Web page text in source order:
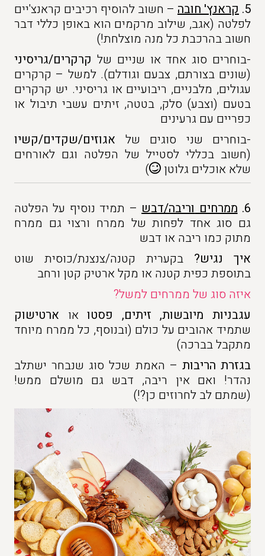
5. קראנץ' חובה – חשוב להוסיף רכיבים קראנצ'יים
לפלטה (אגב, שילוב מרקמים הוא באופן כללי דבר
חשוב בהרכבת כל מנה מוצלחת!)
-בוחרים סוג אחד או שניים של קרקרים/גריסיני
(שונים בצורתם, צבעם וגודלם). למשל – קרקרים
עגולים, מלבניים, ריבועיים או גריסיני. יש קרקרים
בטעם (וצבע) סלק, בטטה, זיתים עשבי תיבול או
כפריים עם גרעינים
-בוחרים שני סוגים של אגוזים/שקדים/קשיו
(חשוב בכללי לסטייל של הפלטה וגם לאורחים
שלא אוכלים גלוטן
)
6. ממרחיםוריבה/דבש– תמיד נוסיף על הפלטה
גם סוג אחד לפחות של ממרח ורצוי גם ממרח
מתוק כמו ריבה או דבש
איך נגיש? בקערית קטנה/צנצנת/כוסית שוט
בתוספת כפית קטנה או מקל ארטיק קטן ורחב
איזה סוג של ממרחים למשל?
עגבניות מיובשות, זיתים, פסטואו ארטישוק
שתמיד אהובים על כולם (ובנוסף, כל ממרח מיוחד
מתקבל בברכה)
בגזרת הריבות – האמת שכל סוג שנבחר ישתלב
נהדר! ואם אין ריבה, דבש גם מושלם ממש!
(שמתם לב לחרוזים כן?!)